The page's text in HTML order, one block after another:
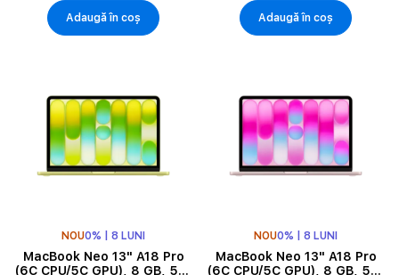
Adaugă în coș Adaugă în coș
NOU0% | 8 LUNI
MacBook Neo 13" A18 Pro
(6C CPU/5C GPU), 8 GB, 512
NOU0% | 8 LUNI
MacBook Neo 13" A18 Pro
(6C CPU/5C GPU), 8 GB, 512